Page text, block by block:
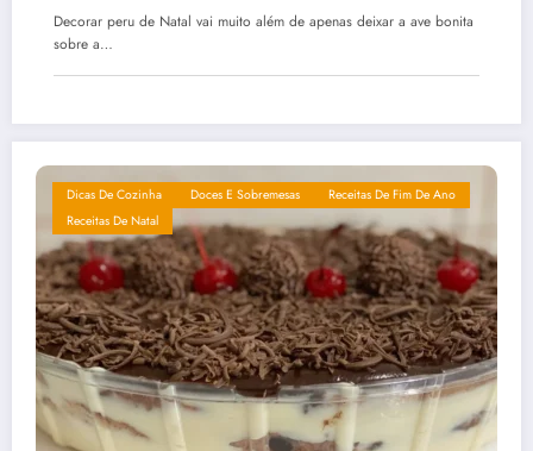
Decorar peru de Natal vai muito além de apenas deixar a ave bonita
sobre a…
Dicas De Cozinha Doces E Sobremesas
Receitas De Fim De Ano
Receitas De Natal